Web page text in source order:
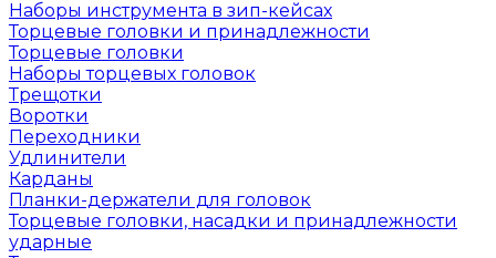
Наборы инструмента в зип-кейсах
Торцевые головки и принадлежности
Торцевые головки
Наборы торцевых головок
Трещотки
Воротки
Переходники
Удлинители
Карданы
Планки-держатели для головок
Торцевые головки, насадки и принадлежности
ударные